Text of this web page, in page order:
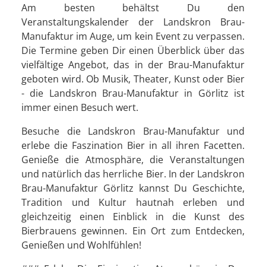
Am besten behältst Du den
Veranstaltungskalender der Landskron Brau-
Manufaktur im Auge, um kein Event zu verpassen.
Die Termine geben Dir einen Überblick über das
vielfältige Angebot, das in der Brau-Manufaktur
geboten wird. Ob Musik, Theater, Kunst oder Bier
- die Landskron Brau-Manufaktur in Görlitz ist
immer einen Besuch wert.
Besuche die Landskron Brau-Manufaktur und
erlebe die Faszination Bier in all ihren Facetten.
Genieße die Atmosphäre, die Veranstaltungen
und natürlich das herrliche Bier. In der Landskron
Brau-Manufaktur Görlitz kannst Du Geschichte,
Tradition und Kultur hautnah erleben und
gleichzeitig einen Einblick in die Kunst des
Bierbrauens gewinnen. Ein Ort zum Entdecken,
Genießen und Wohlfühlen!